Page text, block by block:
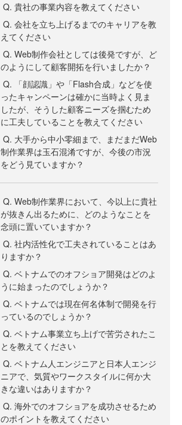
Q. 貴社の事業内容を教えてください
Q. 会社を立ち上げるまでのキャリアを教
えてください
Q. Web制作会社としては後発ですが、ど
のようにして顧客開拓を行いましたか？
Q. 「顔認識」や「Flash合成」などを使
ったキャンペーンは確かに当時よく見ま
したが、そうした顧客ニーズを掴むため
に工夫していることを教えてください
Q. 大手から中小零細まで、まだまだWeb
制作業界は玉石混淆ですが、今後の市況
をどう見ていますか？
Q. Web制作業界において、今以上に貴社
が抜きん出るために、どのようなことを
念頭に置いていますか？
Q. 社内活性化で工夫されていることはあ
りますか？
Q. ベトナムでのオフショア開発はどのよ
うに始まったのでしょうか？
Q. ベトナムでは現在何名体制で開発を行
っているのでしょうか？
Q. ベトナム事業立ち上げで苦労されたこ
とを教えてください
Q. ベトナム人エンジニアと日本人エンジ
ニアで、気質やワークスタイルに何か大
きな違いはありますか？
Q. 海外でのオフショアを成功させるため
のポイントを教えてください